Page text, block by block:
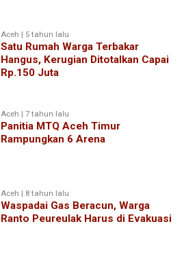
Aceh | 5 tahun lalu
Satu Rumah Warga Terbakar
Hangus, Kerugian Ditotalkan Capai
Rp.150 Juta
Aceh | 7 tahun lalu
Panitia MTQ Aceh Timur
Rampungkan 6 Arena
Aceh | 8 tahun lalu
Waspadai Gas Beracun, Warga
Ranto Peureulak Harus di Evakuasi